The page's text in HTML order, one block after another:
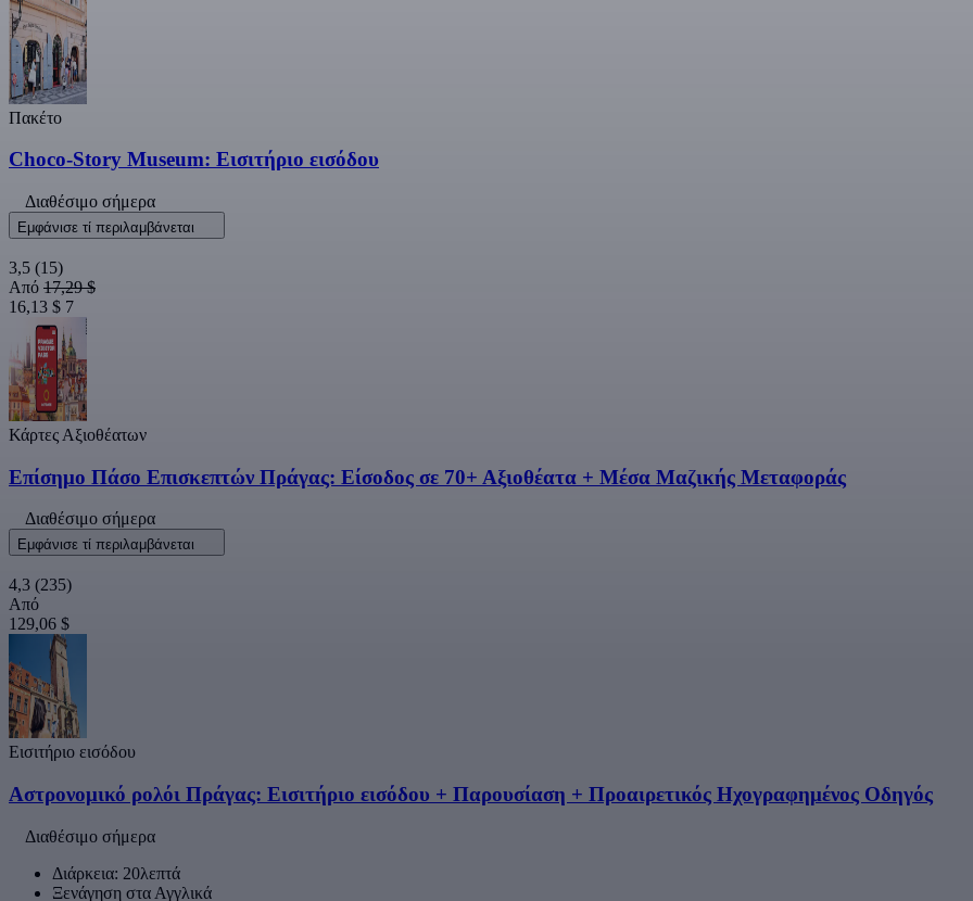
Πακέτο
Choco-Story Museum: Εισιτήριο εισόδου
Διαθέσιμο σήμερα
Εμφάνισε τί περιλαμβάνεται
3,5 (15)
Από 17,29 $
16,13 $ 7
Κάρτες Αξιοθέατων
Επίσημο Πάσο Επισκεπτών Πράγας: Είσοδος σε 70+ Αξιοθέατα + Μέσα Μαζικής Μεταφοράς
Διαθέσιμο σήμερα
Εμφάνισε τί περιλαμβάνεται
4,3 (235)
Από
129,06 $
Εισιτήριο εισόδου
Αστρονομικό ρολόι Πράγας: Εισιτήριο εισόδου + Παρουσίαση + Προαιρετικός Ηχογραφημένος Οδηγός
Διαθέσιμο σήμερα
Διάρκεια: 20λεπτά
Ξενάγηση στα Αγγλικά